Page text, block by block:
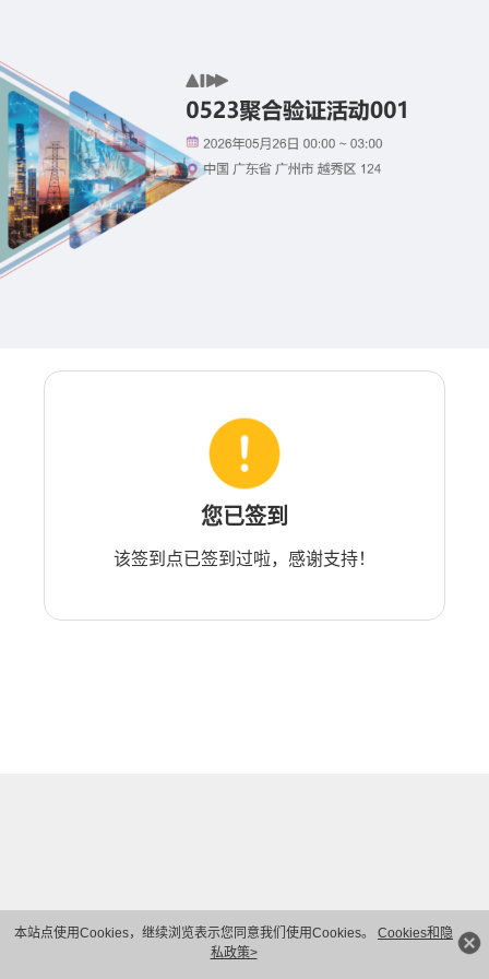
本站点使用Cookies，继续浏览表示您同意我们使用Cookies。 Cookies和隐
私政策>
您已签到
该签到点已签到过啦，感谢支持！